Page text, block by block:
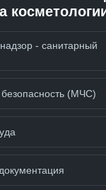
- санитарный
(МЧС)